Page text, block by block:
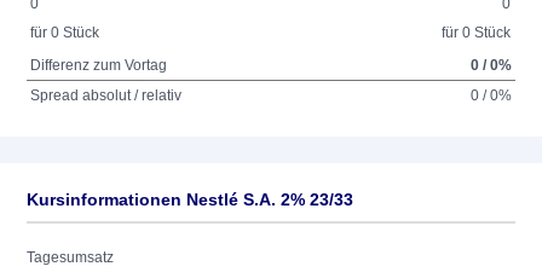
0
für 0 Stück
0
für 0 Stück
Differenz zum Vortag
0 / 0%
Spread absolut / relativ
0 / 0%
Kursinformationen Nestlé S.A. 2% 23/33
Tagesumsatz